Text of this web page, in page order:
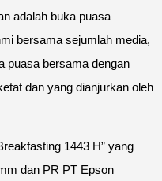
adalah buka puasa
bersama sejumlah media,
puasa bersama dengan
dan yang dianjurkan oleh
1443 H” yang
dan PR PT Epson